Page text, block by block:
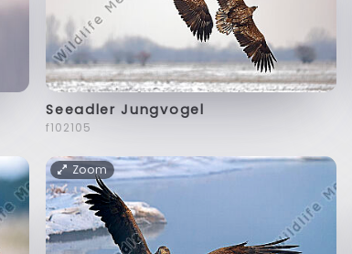
Seeadler Jungvogel
f102105
Zoom